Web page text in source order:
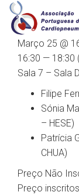
Filipe
Sónia
– HESE)
Patrícia
CHUA)
Preço Não
Preço
Março 25 @
16:30 — 18:30
Sala 7 – Sala